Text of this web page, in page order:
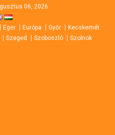
06, 2026
Eger Európa Győr
Kecskemét
Szeged Szoboszló Szolnok